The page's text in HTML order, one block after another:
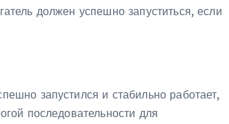
должен успешно запуститься, если
запустился и стабильно работает,
последовательности для